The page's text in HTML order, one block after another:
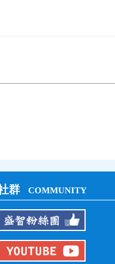
群 COMMUNITY